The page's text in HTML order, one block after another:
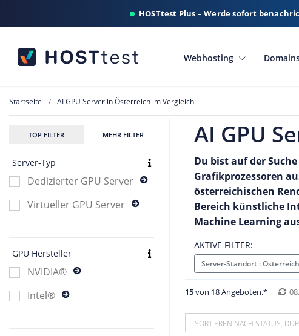
HOSTtest Plus – Werde sofort
Webhosting
Startseite AI GPU Server in Österreich im Vergleich
TOP FILTER MEHR FILTER
Server-Typ
Dedizierter GPU Server
Virtueller GPU Server
GPU Hersteller
NVIDIA®
Intel®
AI GPU
Du bist auf der
Grafikprozessoren
österreichischen
Bereich künstliche
Machine Learning
AKTIVE FILTER:
Server-Standort : Österreich
15von 18 Angeboten.*
SORTIEREN NACH STATUS,